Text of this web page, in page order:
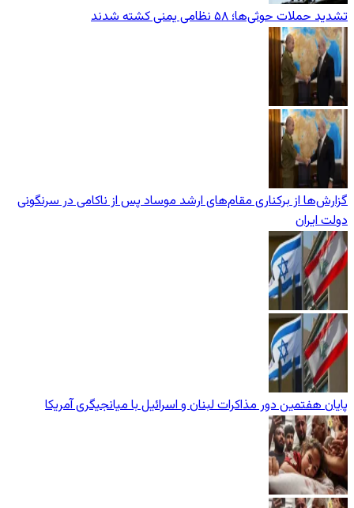
تشدید حملات حوثی‌ها؛ ۵۸ نظامی یمنی کشته شدند
گزارش‌ها از برکناری مقام‌های ارشد موساد پس از ناکامی در سرنگونی
دولت ایران
پایان هفتمین دور مذاکرات لبنان و اسرائیل با میانجیگری آمریکا